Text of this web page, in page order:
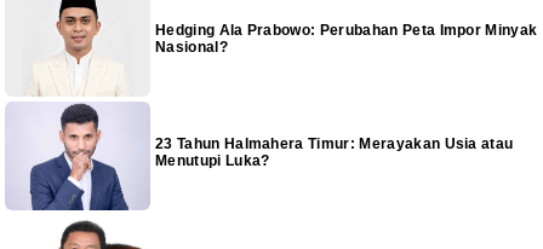
Hedging Ala Prabowo: Perubahan Peta Impor Minyak
Nasional?
23 Tahun Halmahera Timur: Merayakan Usia atau
Menutupi Luka?